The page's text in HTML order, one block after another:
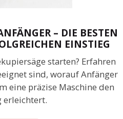
– DIE BESTEN
EINSTIEG
starten? Erfahren
sind, worauf Anfänger
eine präzise Maschine den
erleichtert.